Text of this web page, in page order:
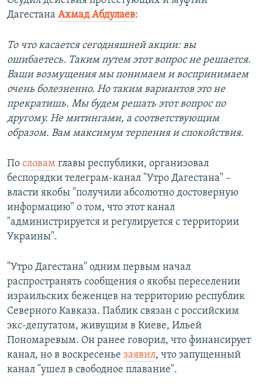
Дагестана Ахмад Абдулаев:
То что касается сегодняшней акции: вы
ошибаетесь. Таким путем этот вопрос не решается.
Ваши возмущения мы понимаем и воспринимаем
очень болезненно. Но таким вариантов это не
прекратишь. Мы будем решать этот вопрос по
другому. Не митингами, а соответствующим
образом. Вам максимум терпения и спокойствия.
По словам главы республики, организовал
беспорядки телеграм-канал "Утро Дагестана" –
власти якобы "получили абсолютно достоверную
информацию" о том, что этот канал
"администрируется и регулируется с территории
Украины".
"Утро Дагестана" одним первым начал
распространять сообщения о якобы переселении
израильских беженцев на территорию республик
Северного Кавказа. Паблик связан с российским
экс-депутатом, живущим в Киеве, Ильей
Пономаревым. Он ранее говорил, что финансирует
канал, но в воскресенье заявил, что запущенный
канал "ушел в свободное плавание".